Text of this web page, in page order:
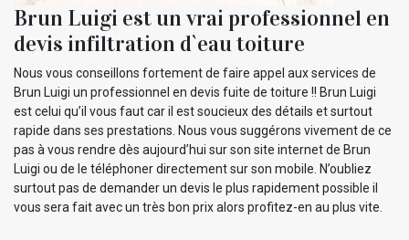
Brun Luigi est un vrai professionnel en
devis infiltration d`eau toiture
Nous vous conseillons fortement de faire appel aux services de
Brun Luigi un professionnel en devis fuite de toiture !! Brun Luigi
est celui qu’il vous faut car il est soucieux des détails et surtout
rapide dans ses prestations. Nous vous suggérons vivement de ce
pas à vous rendre dès aujourd’hui sur son site internet de Brun
Luigi ou de le téléphoner directement sur son mobile. N’oubliez
surtout pas de demander un devis le plus rapidement possible il
vous sera fait avec un très bon prix alors profitez-en au plus vite.